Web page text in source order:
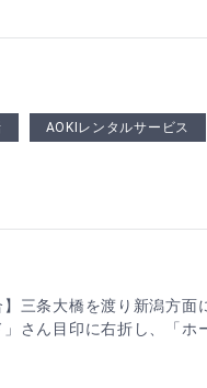
AOKIレンタルサービス
】三条大橋を渡り新潟方
さん目印に右折し、「ホ